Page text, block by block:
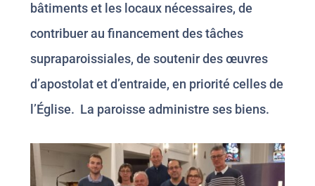
bâtiments et les locaux nécessaires, de
contribuer au financement des tâches
supraparoissiales, de soutenir des œuvres
d’apostolat et d’entraide, en priorité celles de
l’Église. La paroisse administre ses biens.